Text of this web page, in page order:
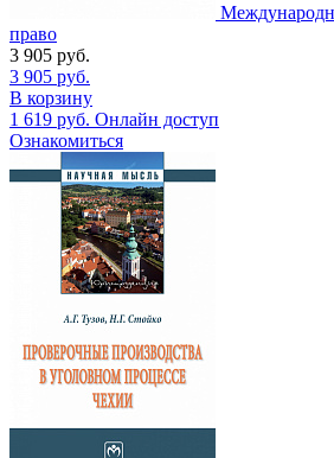
право
3 905 руб.
3 905 руб.
В корзину
1 619 руб. Онлайн доступ
Ознакомиться